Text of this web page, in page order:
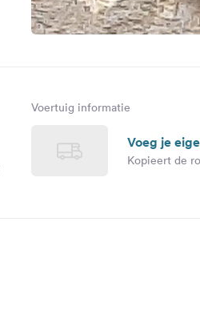
Voertuig informatie
Voeg je
Kopieert de